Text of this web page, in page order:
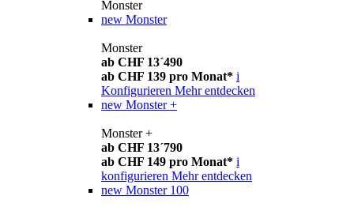
Monster
new Monster
Monster
ab CHF 13´490
ab CHF 139 pro Monat* i
Konfigurieren Mehr entdecken
new Monster +
Monster +
ab CHF 13´790
ab CHF 149 pro Monat* i
konfigurieren Mehr entdecken
new Monster 100